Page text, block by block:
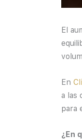
El
En
a las
para
¿En